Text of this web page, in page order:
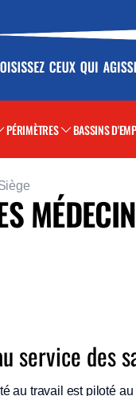
PÉRIMÈTRES BASSINS
des
au travail est piloté